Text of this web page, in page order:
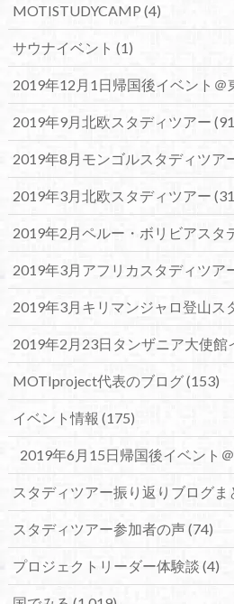
MOTISTUDYCAMP (4)
サウナイベント (1)
2019年12月1日帰国後イベント＠
2019年9月北欧スタディツアー
2019年8月モンゴルスタディツア
2019年3月北欧スタディツアー
2019年2月ペルー・ボリビアスタ
2019年3月アフリカスタディツア
2019年3月キリマンジャロ登山ス
2019年2月23日タンザニア大使館
MOTIproject代表のブログ(153)
イベント情報 (175)
2019年6月15日帰国後イベント
スタディツアー振り返りブログま
スタディツアー参加者の声(74)
プロジェクトリーダー体験談 (4)